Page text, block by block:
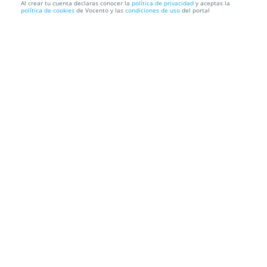
¡El mejor tributo a Adele este verano! Entradas para
Al crear tu cuenta declaras conocer la política de privacidad y aceptas la
política de cookies de Vocento y las condiciones de uso del portal